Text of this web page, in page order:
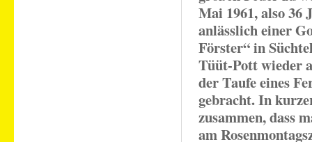
Mai 1961, also 36
anlässlich einer
Förster“ in
Tüüt-Pott wieder
der Taufe eines
gebracht. In
zusammen, dass
am